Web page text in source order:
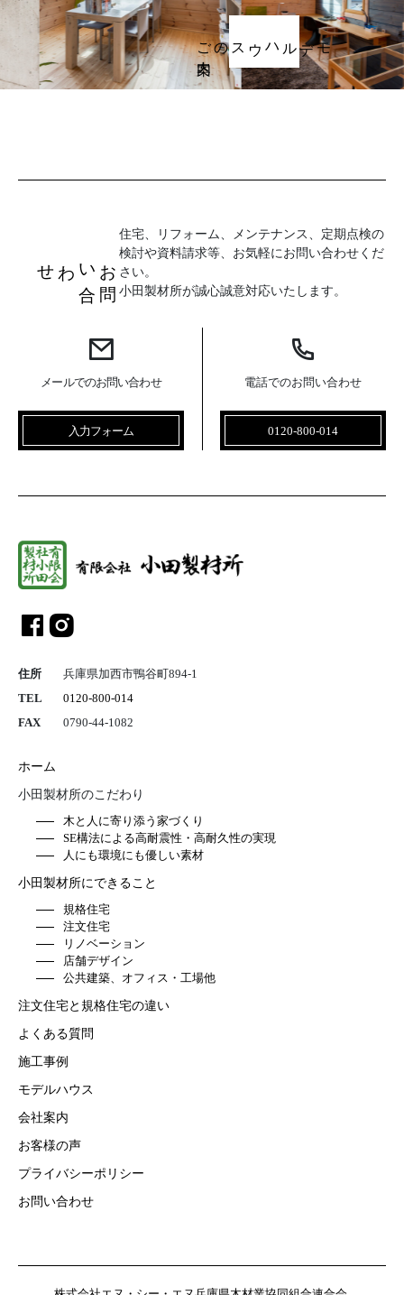
モデルハウスの
ご案内
お
問
い
合
わせ
住宅、リフォーム、メンテナンス、定期点検の
検討や資料請求等、お気軽にお問い合わせくだ
さい。
小田製材所が誠心誠意対応いたします。
メールでのお問い合わせ
入力フォーム
電話でのお問い合わせ
0120-800-014
住所
兵庫県加西市鴨谷町894-1
TEL
0120-800-014
FAX
0790-44-1082
ホーム
小田製材所のこだわり
木と人に寄り添う家づくり
SE構法による高耐震性・高耐久性の実現
人にも環境にも優しい素材
小田製材所にできること
規格住宅
注文住宅
リノベーション
店舗デザイン
公共建築、オフィス・工場他
注文住宅と規格住宅の違い
よくある質問
施工事例
モデルハウス
会社案内
お客様の声
プライバシーポリシー
お問い合わせ